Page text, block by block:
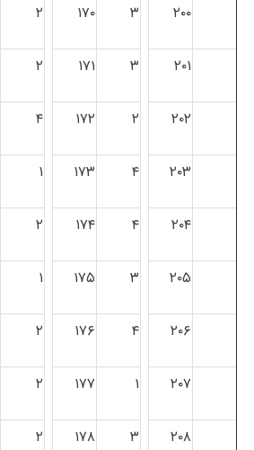
۲۰۰ ۳ ۱۷۰ ۲
۲۰۱ ۳ ۱۷۱ ۲
۲۰۲ ۲ ۱۷۲ ۴
۲۰۳ ۴ ۱۷۳ ۱
۲۰۴ ۴ ۱۷۴ ۲
۲۰۵ ۳ ۱۷۵ ۱
۲۰۶ ۴ ۱۷۶ ۲
۲۰۷ ۱ ۱۷۷ ۲
۲۰۸ ۳ ۱۷۸ ۲